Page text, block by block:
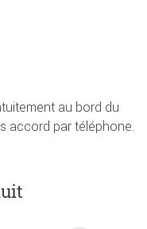
au bord du
accord par téléphone.